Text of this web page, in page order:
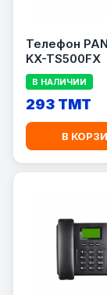
Телефон
KX-TS500FX
В НАЛИЧИИ
293 TMT
В